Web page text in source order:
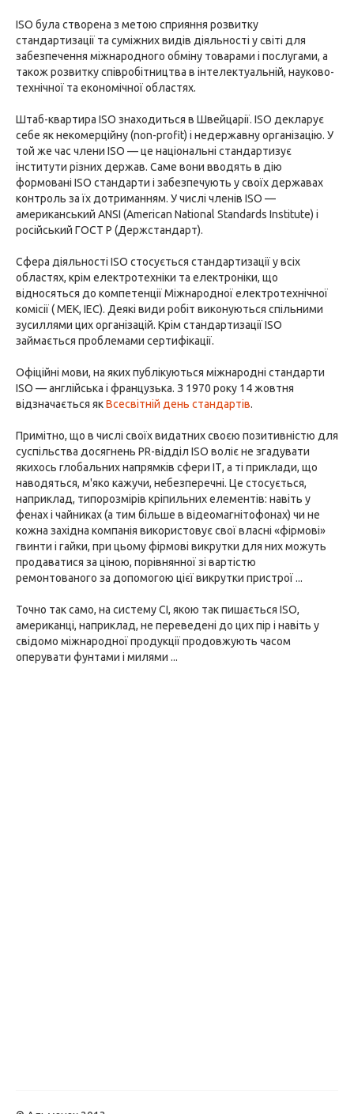
ISO була створена з метою сприяння розвитку
стандартизації та суміжних видів діяльності у світі для
забезпечення міжнародного обміну товарами і послугами, а
також розвитку співробітництва в інтелектуальній, науково-
технічної та економічної областях.
Штаб-квартира ISO знаходиться в Швейцарії. ISO декларує
себе як некомерційну (non-profit) і недержавну організацію. У
той же час члени ISO — це національні стандартизує
інститути різних держав. Саме вони вводять в дію
формовані ISO стандарти і забезпечують у своїх державах
контроль за їх дотриманням. У числі членів ISO —
американський ANSI (American National Standards Institute) і
російський ГОСТ Р (Держстандарт).
Сфера діяльності ISO стосується стандартизації у всіх
областях, крім електротехніки та електроніки, що
відносяться до компетенції Міжнародної електротехнічної
комісії ( МЕК, IEC). Деякі види робіт виконуються спільними
зусиллями цих організацій. Крім стандартизації ISO
займається проблемами сертифікації.
Офіційні мови, на яких публікуються міжнародні стандарти
ISO — англійська і французька. З 1970 року 14 жовтня
відзначається якВсесвітній день стандартів.
Примітно, що в числі своїх видатних своєю позитивністю для
суспільства досягнень PR-відділ ISO воліє не згадувати
якихось глобальних напрямків сфери ІТ, а ті приклади, що
наводяться, м'яко кажучи, небезперечні. Це стосується,
наприклад, типорозмірів кріпильних елементів: навіть у
фенах і чайниках (а тим більше в відеомагнітофонах) чи не
кожна західна компанія використовує свої власні «фірмові»
гвинти і гайки, при цьому фірмові викрутки для них можуть
продаватися за ціною, порівнянної зі вартістю
ремонтованого за допомогою цієї викрутки пристрої ...
Точно так само, на систему СІ, якою так пишається ISO,
американці, наприклад, не переведені до цих пір і навіть у
свідомо міжнародної продукції продовжують часом
оперувати фунтами і милями ...